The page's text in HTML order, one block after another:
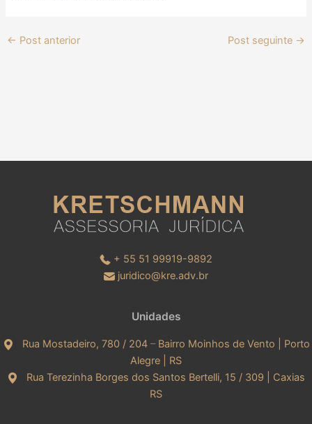
← Post anterior Post seguinte →
+ 55 51 99919-9892
juridico@kre.adv.br
Unidades
Rua Mostadeiro, 780 / 204– Bairro Moinhos de Vento | Porto
Alegre | RS
Rua Terezinha Borges dos Santos Bertelli, 15 / 309 | Caxias
RS